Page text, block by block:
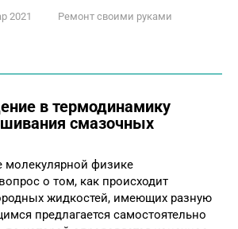
2021
Ремонт своими руками
в термодинамику
смазочных
молекулярной физике
о том, как происходит
жидкостей, имеющих разную
предлагается самостоятельно